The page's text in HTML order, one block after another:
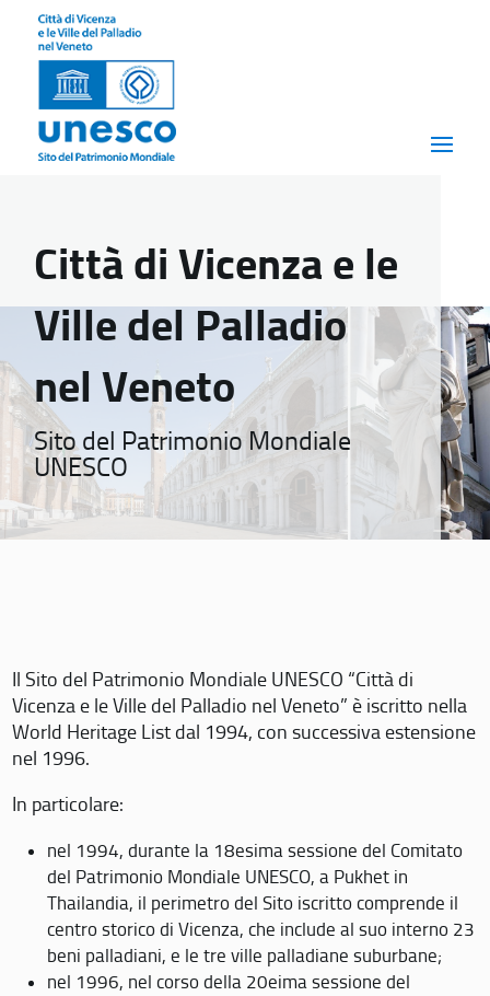
Città di Vicenza e le
Ville del Palladio
nel Veneto
Sito del Patrimonio Mondiale
UNESCO
Il Sito del Patrimonio Mondiale UNESCO “Città di
Vicenza e le Ville del Palladio nel Veneto” è iscritto nella
World Heritage List dal 1994, con successiva estensione
nel 1996.
In particolare:
nel 1994, durante la 18esima sessione del Comitato
del Patrimonio Mondiale UNESCO, a Pukhet in
Thailandia, il perimetro del Sito iscritto comprende il
centro storico di Vicenza, che include al suo interno 23
beni palladiani, e le tre ville palladiane suburbane;
nel 1996, nel corso della 20eima sessione del